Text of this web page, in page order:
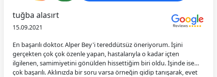
an
Arzt
tuğba alasırt
15.09.2021
En başarılı doktor. Alper Bey'i tereddütsüz öneriyorum. İşini
gerçekten çok çok özenle yapan, hastalarıyla o kadar içten
ilgilenen, samimiyetini gönülden hissettiğim biri oldu. İşinde ise
çok başarılı. Aklınızda bir soru varsa örneğin gidip tanışarak, evet